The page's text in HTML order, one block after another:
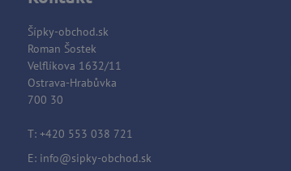
Šípky-obchod.sk
Roman Šostek
Velflíkova 1632/11
Ostrava-Hrabůvka
700 30
T: +420 553 038 721
E: info@sipky-obchod.sk